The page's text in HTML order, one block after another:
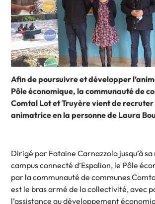
Afin de poursuivre et développer
Pôle économique, la communauté de
Comtal Lot et Truyère vient de recruter
animatrice en la personne de Laura
Dirigé par Fataine Carnazzola jusqu’à
campus connecté d’Espalion, le Pôle
par la communauté de communes
est le bras armé de la collectivité, avec
l’assistance au développement